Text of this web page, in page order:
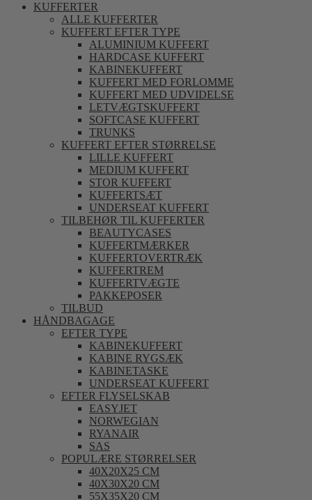
KUFFERTER
ALLE KUFFERTER
KUFFERT EFTER TYPE
ALUMINIUM KUFFERT
HARDCASE KUFFERT
KABINEKUFFERT
KUFFERT MED FORLOMME
KUFFERT MED UDVIDELSE
LETVÆGTSKUFFERT
SOFTCASE KUFFERT
TRUNKS
KUFFERT EFTER STØRRELSE
LILLE KUFFERT
MEDIUM KUFFERT
STOR KUFFERT
KUFFERTSÆT
UNDERSEAT KUFFERT
TILBEHØR TIL KUFFERTER
BEAUTYCASES
KUFFERTMÆRKER
KUFFERTOVERTRÆK
KUFFERTREM
KUFFERTVÆGTE
PAKKEPOSER
TILBUD
HÅNDBAGAGE
EFTER TYPE
KABINEKUFFERT
KABINE RYGSÆK
KABINETASKE
UNDERSEAT KUFFERT
EFTER FLYSELSKAB
EASYJET
NORWEGIAN
RYANAIR
SAS
POPULÆRE STØRRELSER
40X20X25 CM
40X30X20 CM
55X35X20 CM